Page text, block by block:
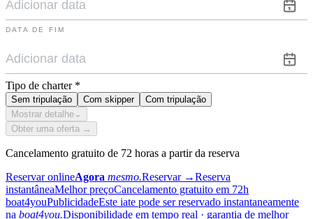
DATA DE FIM
Tipo de charter *
Sem tripulação Com skipper
Com tripulação
Mostrar detalhe ⌄
Obter uma oferta →
Cancelamento gratuito de 72 horas a partir da reserva
Reservar onlineAgora mesmo.Reservar →Reserva
instantâneaMelhor preçoCancelamento gratuito em 72h
boat4youPublicidadeEste iate pode ser reservado instantaneamente
na boat4you.Disponibilidade em tempo real · garantia de melhor